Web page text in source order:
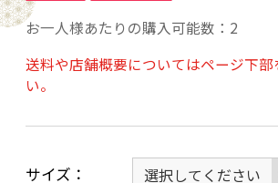
夫婦円満や幸せの象徴に。
◇新築祝いや開業祝いに ― 新しい
の始まりに、“共に時を重ねてい
して選ばれています。
◆海外の方へのお土産に ― 折り
◇敬老の日や長寿祝いに ― 健康と
お一人様あたりの購入可能数：2
送料や店舗概要についてはページ下部
い。
サイズ